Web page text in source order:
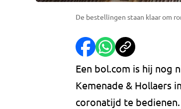
De bestellingen staan klaar om
Een bol.com is hij nog
Kemenade & Hollaers
coronatijd te